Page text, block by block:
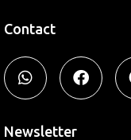
Contact
Newsletter